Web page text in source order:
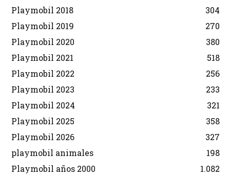
Playmobil 2018
304
Playmobil 2019
270
Playmobil 2020
380
Playmobil 2021
518
Playmobil 2022
256
Playmobil 2023
233
Playmobil 2024
321
Playmobil 2025
358
Playmobil 2026
327
playmobil animales
198
Playmobil años 2000
1.082